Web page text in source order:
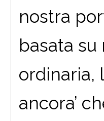
nostra
basata
ordinaria,
ancora’